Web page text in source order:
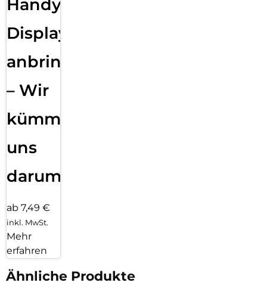
Handy
Displayfolie
anbringen
– Wir
kümmern
uns
darum!
ab 7,49 €
inkl. MwSt.
Mehr
erfahren
Ähnliche Produkte